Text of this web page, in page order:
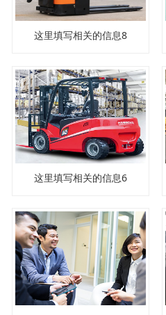
这里填写相关的信息8
这里填写相关的信息6